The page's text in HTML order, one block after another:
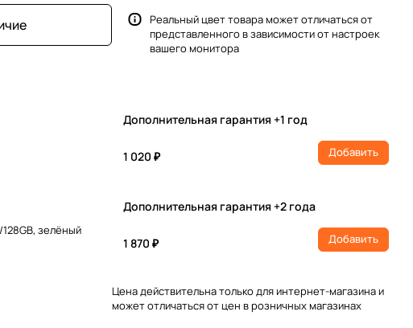
зелёный
Реальный цвет товара может отличаться от
представленного в зависимости от настроек
вашего монитора
Дополнительная гарантия +1 год
1 020 ₽ Добавить
Дополнительная гарантия +2 года
1 870 ₽ Добавить
Цена действительна только для интернет-магазина и
может отличаться от цен в розничных магазинах